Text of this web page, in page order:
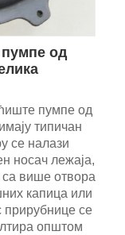
од
пумпе од
типичан
се налази
носач лежаја,
више отвора
капица или
се
општом